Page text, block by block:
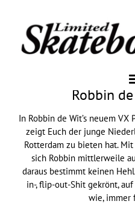
Robbin
In Robbin de Wit’s neuem
zeigt Euch der junge
Rotterdam zu bieten hat.
sich Robbin mittlerweile
daraus bestimmt keinen
in-, flip-out-Shit gekrönt,
wie, immer